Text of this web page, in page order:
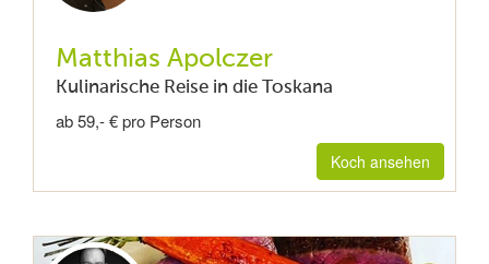
Matthias Apolczer
Kulinarische Reise in die Toskana
ab 59,- € pro Person
Koch ansehen